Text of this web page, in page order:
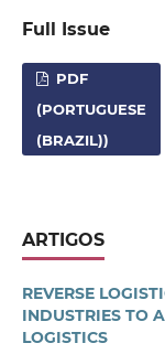
Full Issue
PDF
(PORTUGUESE
(BRAZIL))
ARTIGOS
REVERSE
INDUSTRIES TO
LOGISTICS